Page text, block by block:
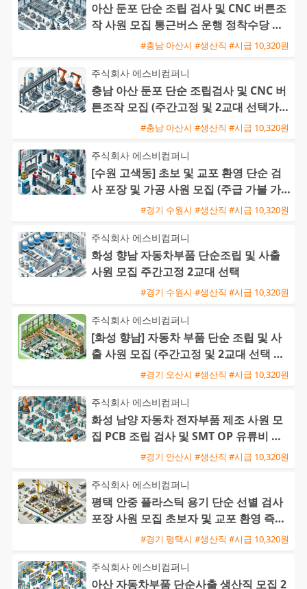
아산 둔포 단순 조립 검사 및 CNC 버튼조
작 사원 모집 통근버스 운행 정착수당 지
급 교포가능#충남 아산시 #생산직 #시급 10,320원
주식회사 에스비컴퍼니
충남 아산 둔포 단순 조립검사 및 CNC 버
튼조작 모집 (주간고정 및 2교대 선택가능
/ 초보 및 교포 가능#충남 아산시 #생산직 #시급 10,320원
주식회사 에스비컴퍼니
[수원 고색동] 초보 및 교포 환영 단순 검
사 포장 및 가공 사원 모집 (주급 가불 가
#경기 수원시 #생산직 #시급 10,320원
주식회사 에스비컴퍼니
화성 향남 자동차부품 단순조립 및 사출
사원 모집 주간고정 2교대 선택
#경기 수원시 #생산직 #시급 10,320원
주식회사 에스비컴퍼니
[화성 향남] 자동차 부품 단순 조립 및 사
출 사원 모집 (주간고정 및 2교대 선택 가
능 / 초보 및 교포#경기 오산시 #생산직 #시급 10,320원
주식회사 에스비컴퍼니
화성 남양 자동차 전자부품 제조 사원 모
집 PCB 조립 검사 및 SMT OP 유류비 지
원 교포 환영#경기 안산시 #생산직 #시급 10,320원
주식회사 에스비컴퍼니
평택 안중 플라스틱 용기 단순 선별 검사
포장 사원 모집 초보자 및 교포 환영 즉시
#경기 평택시 #생산직 #시급 10,320원
주식회사 에스비컴퍼니
아산 자동차부품 단순사출 생산직 모집 2